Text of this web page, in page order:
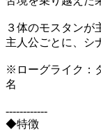
３体のモスタンが
主人公ごとに、シ
※ローグライク：
名
------------
◆特徴